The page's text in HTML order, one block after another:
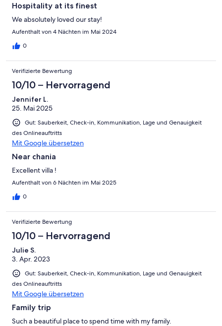
Hospitality at its finest
We absolutely loved our stay!
Aufenthalt von 4 Nächten im Mai 2024
0
Verifizierte Bewertung
10/10 – Hervorragend
Jennifer L.
25. Mai 2025
Gut: Sauberkeit, Check-in, Kommunikation, Lage und Genauigkeit
des Onlineauftritts
Mit Google übersetzen
Near chania
Excellent villa !
Aufenthalt von 6 Nächten im Mai 2025
0
Verifizierte Bewertung
10/10 – Hervorragend
Julie S.
3. Apr. 2023
Gut: Sauberkeit, Check-in, Kommunikation, Lage und Genauigkeit
des Onlineauftritts
Mit Google übersetzen
Family trip
Such a beautiful place to spend time with my family.